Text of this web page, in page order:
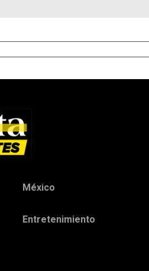
México
Entretenimiento